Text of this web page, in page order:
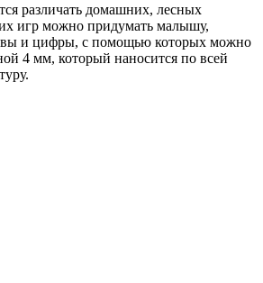
различать домашних, лесных
игр можно придумать малышу,
и цифры, с помощью которых можно
4 мм, который наносится по всей